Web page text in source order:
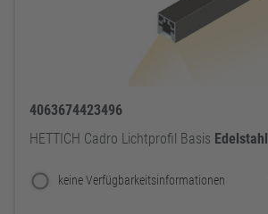
4063674423496
HETTICH Cadro Lichtprofil Basis Edelstahl
keine Verfügbarkeitsinformationen